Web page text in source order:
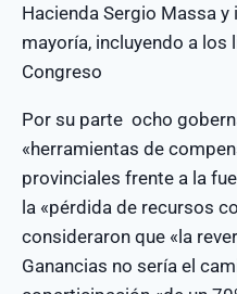
Hacienda Sergio Massa
mayoría, incluyendo a
Congreso
Por su parte ocho
«herramientas de
provinciales frente a la
la «pérdida de recursos
consideraron que «la
Ganancias no sería el